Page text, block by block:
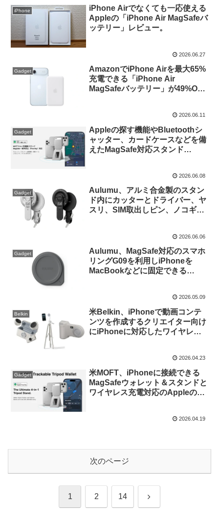
iPhone
iPhone Airでなくても一応使える
Appleの「iPhone Air MagSafeバ
ッテリー」レビュー。
2026.06.27
Gadget
AmazonでiPhone Airを最大65%
充電できる「iPhone Air
MagSafeバッテリー」が49%OFF
2026.06.11
Gadget
Appleの探す機能やBluetoothシ
ャッター、カードケースなどを備
えたMagSafe対応スタンド
2026.06.08
Gadget
Aulumu、アルミ合金製のスタン
ド内にカッターとドライバー、ヤ
スリ、SIM取出しピン、ノコギリ
スマホスタンド「G05 Pro」を発
売。
2026.06.06
Gadget
Aulumu、MagSafe対応のスマホ
リングG09を利用しiPhoneを
MacBookなどに固定できる
2026.05.09
Belkin
米Belkin、iPhoneで動画コンテ
ンツを作成するクリエイター向け
にiPhoneに対応したワイヤレス
2026.04.23
Gadget
米MOFT、iPhoneに接続できる
MagSafeウォレット＆スタンドと
ワイヤレス充電対応のAppleの探
ンを搭載した「MOFT Trackable
2026.04.19
次のページ
1 2 14 次